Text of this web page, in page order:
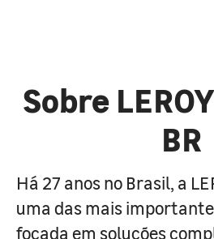
Sobre
BR
Há 27 anos no Brasil, a
uma das mais
focada em soluções